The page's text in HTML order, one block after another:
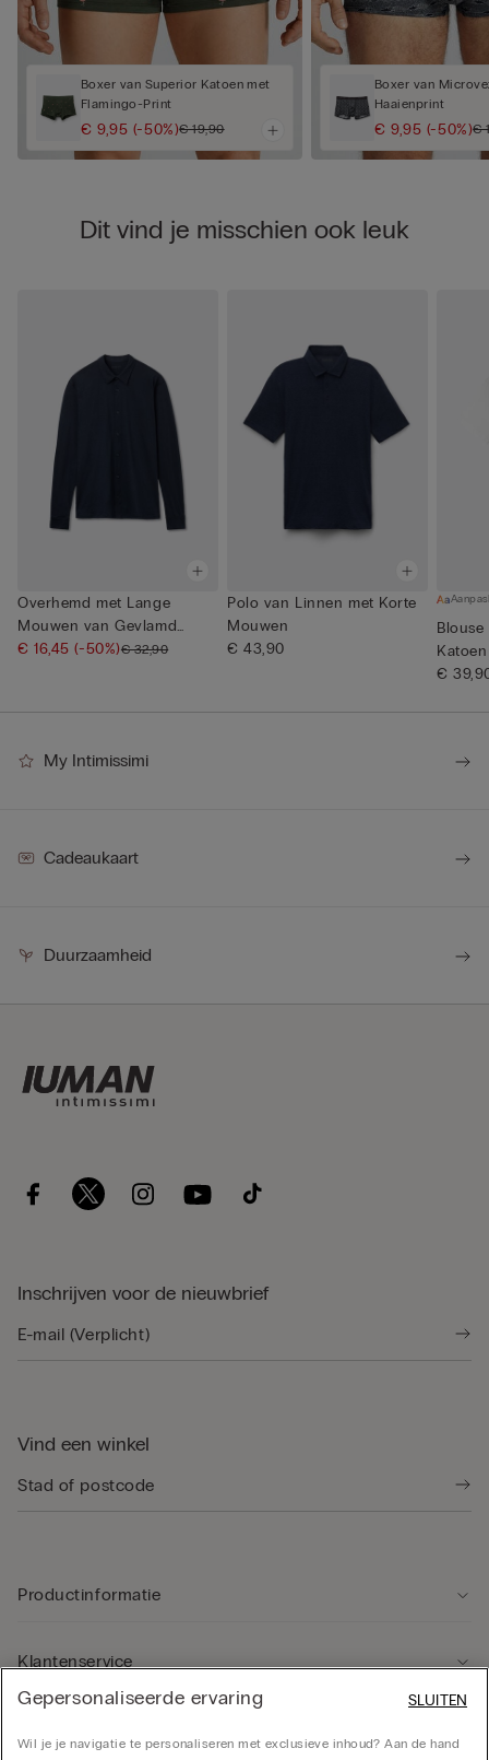
Boxer van Superior Katoen met
Flamingo-Print
€ 9,95 (-50%)€ 19,90
Boxer van
Haaienprint
€ 9,95 (-50%)€
Dit vind je misschien ook leuk
Overhemd met Lange
Mouwen van Gevlamd
Katoen
€ 16,45(-50%)€ 32,90
Polo van Linnen met Korte
Mouwen
€ 43,90
€
My Intimissimi
Cadeaukaart
Duurzaamheid
Inschrijven voor de nieuwbrief
Vind een winkel
Productinformatie
Klantenservice
Gepersonaliseerde ervaring
Wil je je navigatie te personaliseren met exclusieve inhoud? Aan de hand
SLUITEN